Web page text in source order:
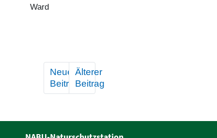
Ward
Neuerer
Beitrag
Älterer
Beitrag